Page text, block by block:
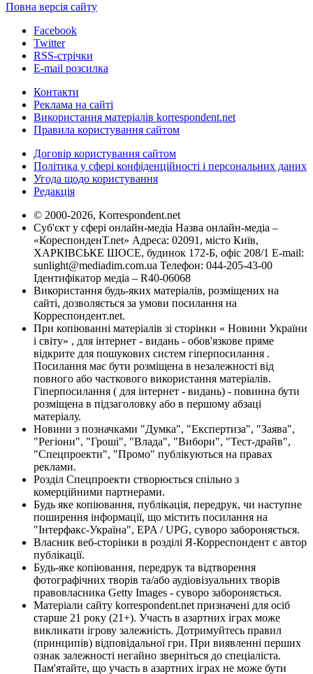
Повна версія сайту
Facebook
Twitter
RSS-стрічки
E-mail розсилка
Контакти
Реклама на сайті
Використання матеріалів korrespondent.net
Правила користування сайтом
Договір користування сайтом
Політика у сфері конфіденційності і персональних даних
Угода щодо користування
Редакція
© 2000-2026, Korrespondent.net
Суб'єкт у сфері онлайн-медіа Назва онлайн-медіа –
«КореспонденТ.net» Адреса: 02091, місто Київ,
ХАРКІВСЬКЕ ШОСЕ, будинок 172-Б, офіс 208/1 E-mail:
sunlight@mediadim.com.ua Телефон: 044-205-43-00
Ідентифікатор медіа – R40-06068
Використання будь-яких матеріалів, розміщених на
сайті, дозволяється за умови посилання на
Корреспондент.net.
При копіюванні матеріалів зі сторінки « Новини України
і світу» , для інтернет - видань - обов'язкове пряме
відкрите для пошукових систем гіперпосилання .
Посилання має бути розміщена в незалежності від
повного або часткового використання матеріалів.
Гіперпосилання ( для інтернет - видань) - повинна бути
розміщена в підзаголовку або в першому абзаці
матеріалу.
Новини з позначками "Думка", "Експертиза", "Заява",
"Регіони", "Гроші", "Влада", "Вибори", "Тест-драйв",
"Спецпроекти", "Промо" публікуються на правах
реклами.
Розділ Спецпроекти створюється спільно з
комерційними партнерами.
Будь яке копіювання, публікація, передрук, чи наступне
поширення інформації, що містить посилання на
"Інтерфакс-Україна", EPA / UPG, суворо забороняється.
Власник веб-сторінки в розділі Я-Корреспондент є автор
публікації.
Будь-яке копіювання, передрук та відтворення
фотографічних творів та/або аудіовізуальних творів
правовласника Getty Images - суворо забороняється.
Матеріали сайту korrespondent.net призначені для осіб
старше 21 року (21+). Участь в азартних іграх може
викликати ігрову залежність. Дотримуйтесь правил
(принципів) відповідальної гри. При виявленні перших
ознак залежності негайно зверніться до спеціаліста.
Пам'ятайте, що участь в азартних іграх не може бути